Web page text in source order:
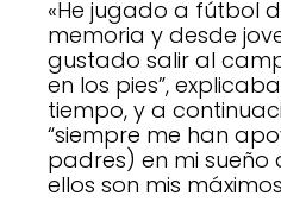
«He jugado a fútbol
memoria y desde
gustado salir al
en los pies”, explicaba
tiempo, y a
“siempre me han
padres) en mi sueño
ellos son mis